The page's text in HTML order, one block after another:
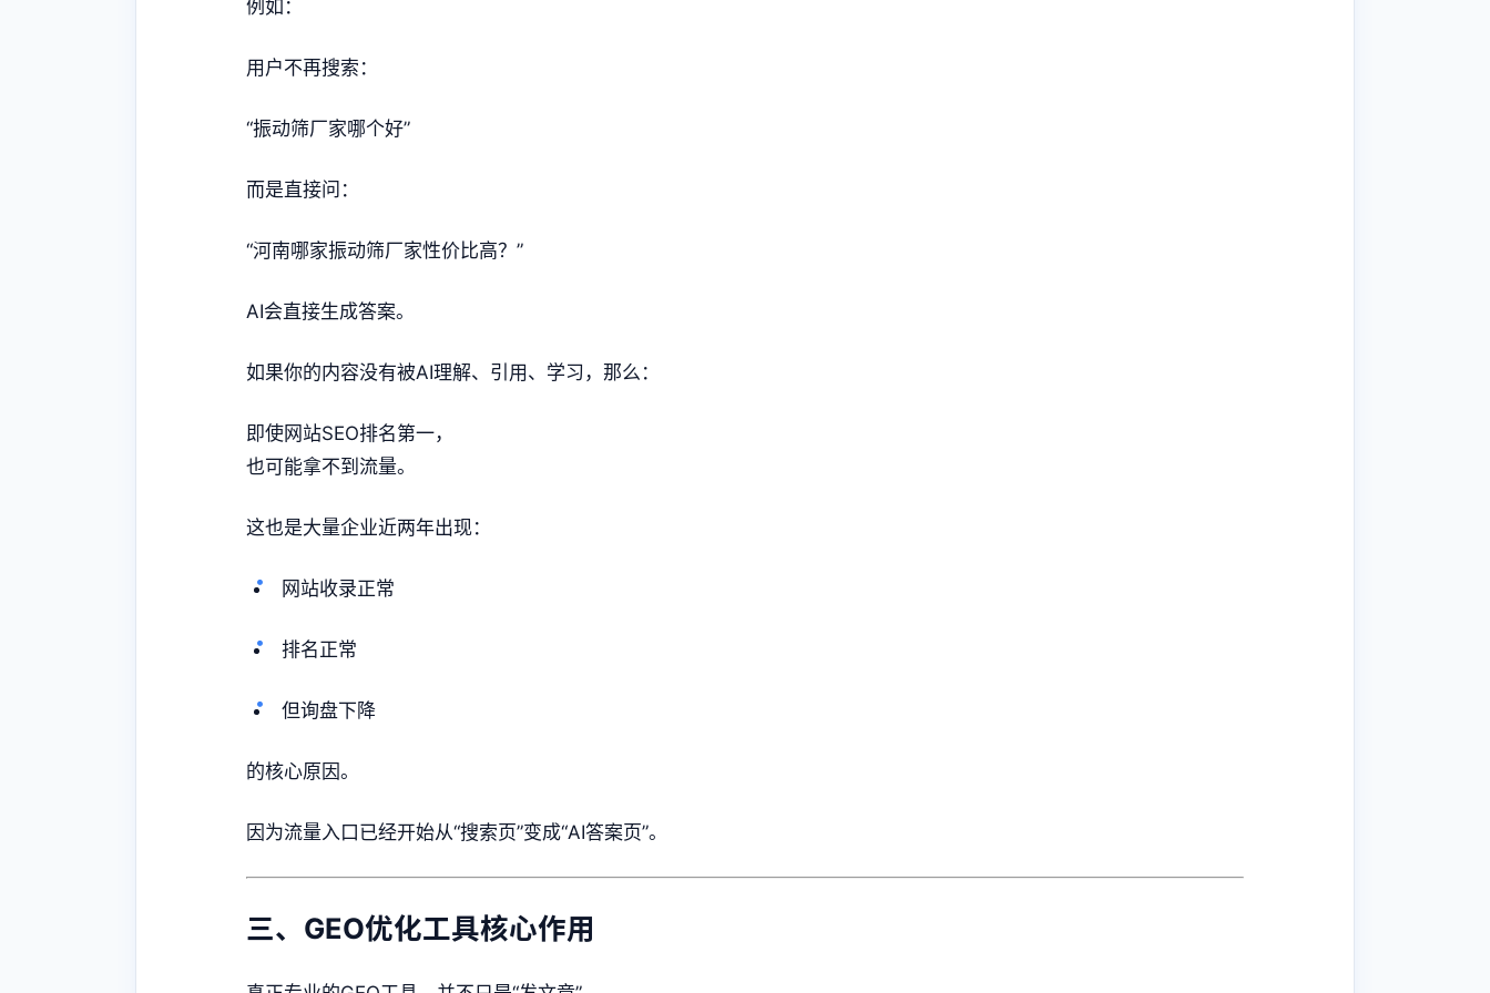
例如：
用户不再搜索：
“振动筛厂家哪个好”
而是直接问：
“河南哪家振动筛厂家性价比高？”
AI会直接生成答案。
如果你的内容没有被AI理解、引用、学习，那么：
即使网站SEO排名第一，
也可能拿不到流量。
这也是大量企业近两年出现：
网站收录正常
排名正常
但询盘下降
的核心原因。
因为流量入口已经开始从“搜索页”变成“AI答案页”。
三、GEO优化工具核心作用